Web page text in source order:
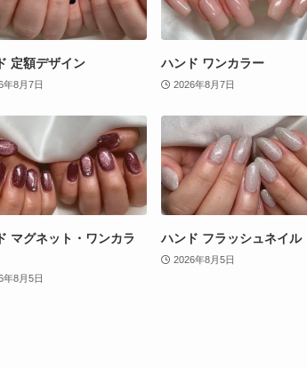
定額デザイン
年8月7日
ハンド ワンカラー
2026年8月7日
マグネット・ワンカラ
年8月5日
ハンド フラッシュネイル
2026年8月5日